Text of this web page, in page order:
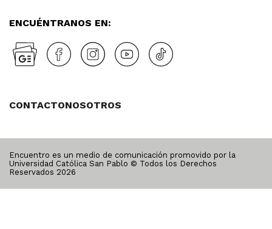
ENCUÉNTRANOS EN:
CONTACTONOSOTROS
Encuentro es un medio de comunicación promovido por la
Universidad Católica San Pablo © Todos los Derechos
Reservados 2026